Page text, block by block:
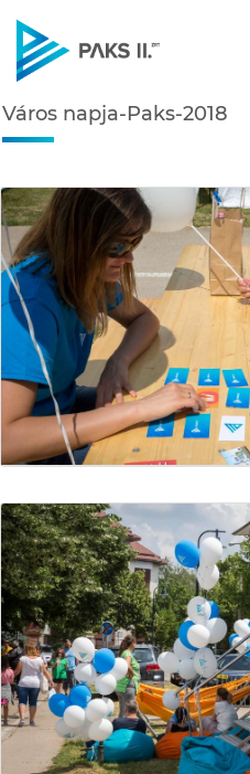
Navigáció
Város
Város napja-Paks-2018